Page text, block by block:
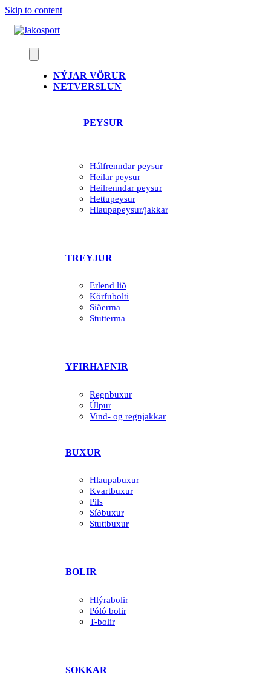
Skip to content
NÝJAR VÖRUR
NETVERSLUN
PEYSUR
Hálfrenndar peysur
Heilar peysur
Heilrenndar peysur
Hettupeysur
Hlaupapeysur/jakkar
TREYJUR
Erlend lið
Körfubolti
Síðerma
Stutterma
YFIRHAFNIR
Regnbuxur
Úlpur
Vind- og regnjakkar
BUXUR
Hlaupabuxur
Kvartbuxur
Pils
Síðbuxur
Stuttbuxur
BOLIR
Hlýrabolir
Póló bolir
T-bolir
SOKKAR